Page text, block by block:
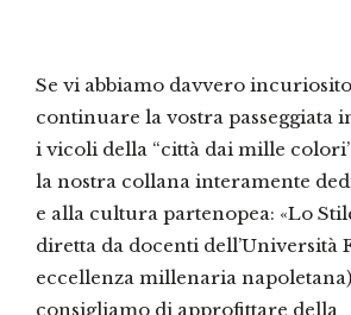
Se vi abbiamo davvero
continuare la vostra passeggiata
i vicoli della “città dai mille
la nostra collana interamente
e alla cultura partenopea: «Lo
diretta da docenti dell’Università
eccellenza millenaria
consigliamo di approfittare della